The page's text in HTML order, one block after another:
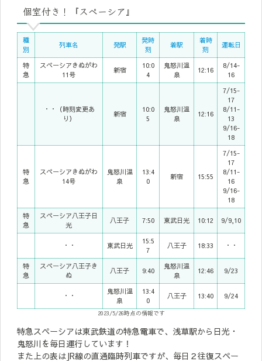
個室付き！『スペーシア』
種
別
列車名 発駅
発時
刻
着駅
着時
刻
運転日
特
急
スペーシアきぬがわ
11号
新宿
10:0
4
鬼怒川温
泉
12:16
8/14-
16
・・（時刻変更あ
り）
新宿
10:0
5
鬼怒川温
泉
12:16
7/15-
17
8/11-
13
9/16-
18
特
急
スペーシアきぬがわ
14号
鬼怒川温
泉
13:4
0
新宿 15:55
7/15-
17
8/11-
16
9/16-
18
特
急
スペーシア八王子日
光
八王子 7:50 東武日光 10:12 9/9,10
・・ 東武日光
15:5
7
八王子 18:33 ・・
特
急
スペーシア八王子き
ぬ
八王子 9:40
鬼怒川温
泉
12:46 9/23
・・
鬼怒川温
泉
13:4
0
八王子 13:40 9/24
2023/5/26時点の情報です
特急スペーシアは東武鉄道の特急電車で、浅草駅から日光・
鬼怒川を毎日運行しています！
また上の表はJR線の直通臨時列車ですが、毎日２往復スペー